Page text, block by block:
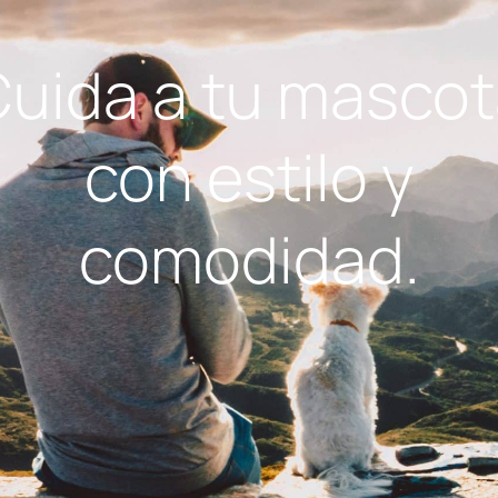
a tu
con estilo y
comodidad.